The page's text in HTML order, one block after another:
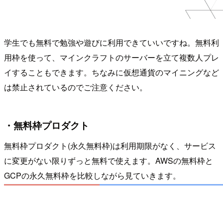
学生でも無料で勉強や遊びに利用できていいですね。無料利
用枠を使って、マインクラフトのサーバーを立て複数人プレ
イすることもできます。ちなみに仮想通貨のマイニングなど
は禁止されているのでご注意ください。
・無料枠プロダクト
無料枠プロダクト(永久無料枠)は利用期限がなく、サービス
に変更がない限りずっと無料で使えます。AWSの無料枠と
GCPの永久無料枠を比較しながら見ていきます。